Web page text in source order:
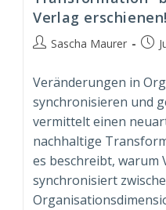
Verlag erschienen!
Beitrags-
Sascha Maurer
Veränderungen in
synchronisieren und
vermittelt einen
nachhaltige
es beschreibt, warum
synchronisiert